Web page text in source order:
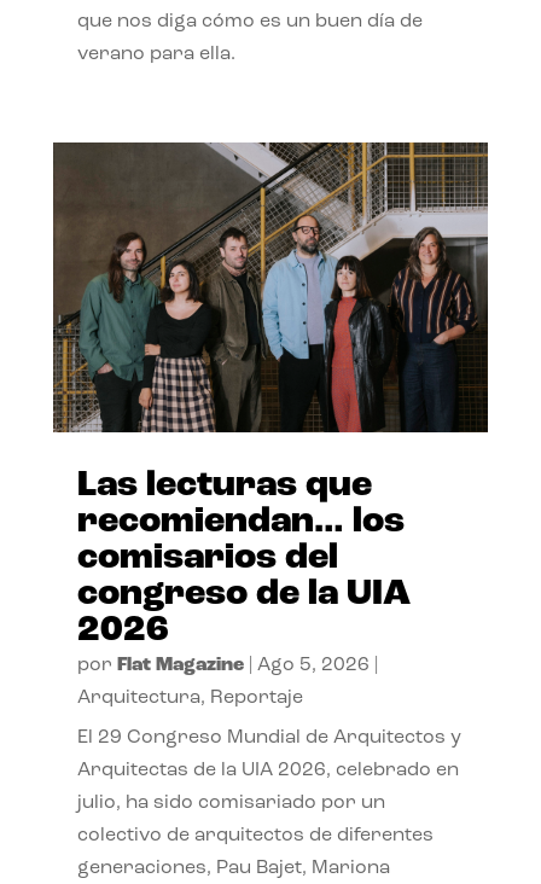
que nos diga cómo es un buen día de
verano para ella.
Las lecturas que
recomiendan… los
comisarios del
congreso de la UIA
2026
por Flat Magazine| Ago 5, 2026
Arquitectura, Reportaje
El 29 Congreso Mundial de Arquitectos y
Arquitectas de la UIA 2026, celebrado en
julio, ha sido comisariado por un
colectivo de arquitectos de diferentes
generaciones, Pau Bajet, Mariona